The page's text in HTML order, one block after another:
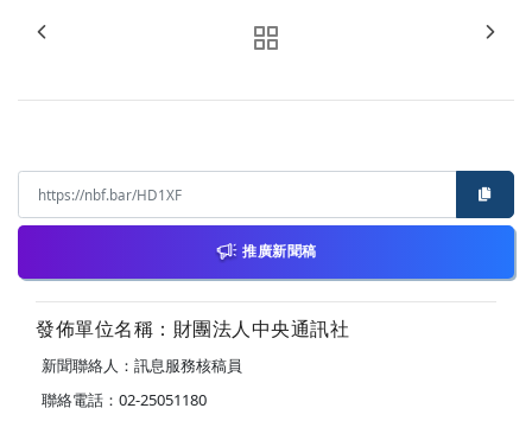
推廣新聞稿
發佈單位名稱：財團法人中央通訊社
新聞聯絡人：訊息服務核稿員
聯絡電話：02-25051180